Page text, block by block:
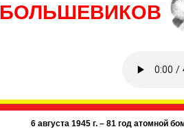
6 августа 1945 г. – 81 год атомной